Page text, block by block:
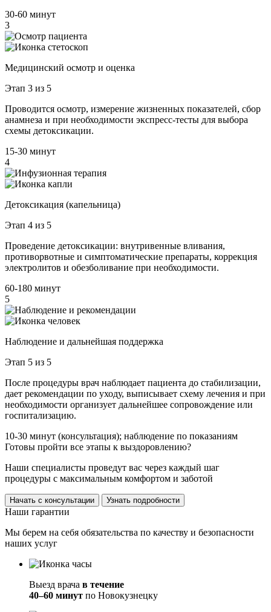
30-60 минут
3
Медицинский осмотр и оценка
Этап 3 из 5
Проводится осмотр, измерение жизненных показателей, сбор
анамнеза и при необходимости экспресс-тесты для выбора
схемы детоксикации.
15-30 минут
4
Детоксикация (капельница)
Этап 4 из 5
Проведение детоксикации: внутривенные вливания,
противорвотные и симптоматические препараты, коррекция
электролитов и обезболивание при необходимости.
60-180 минут
5
Наблюдение и дальнейшая поддержка
Этап 5 из 5
После процедуры врач наблюдает пациента до стабилизации,
дает рекомендации по уходу, выписывает схему лечения и при
необходимости организует дальнейшее сопровождение или
госпитализацию.
10-30 минут (консультация); наблюдение по показаниям
Готовы пройти все этапы к выздоровлению?
Наши специалисты проведут вас через каждый шаг
процедуры с максимальным комфортом и заботой
Начать с консультации Узнать подробности
Наши гарантии
Мы берем на себя обязательства по качеству и безопасности
наших услуг
Выезд врача в течение
40–60 минут по Новокузнецку